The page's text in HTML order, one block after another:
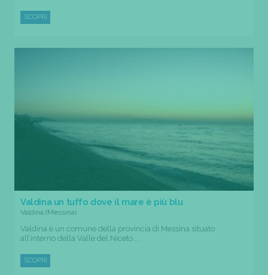
SCOPRI
Valdina un tuffo dove il mare è più blu
Valdina (Messina)
Valdina è un comune della provincia di Messina situato
all’interno della Valle del Niceto....
SCOPRI